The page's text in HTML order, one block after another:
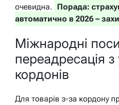
очевидна.
Порада:
автоматично в 2026 –
Міжнародні
переадресація
кордонів
Для товарів з-за кордону